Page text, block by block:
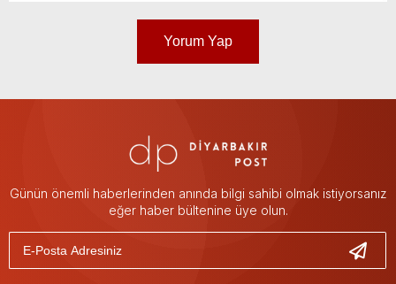
Yorum Yap
Günün önemli haberlerinden anında bilgi sahibi olmak istiyorsanız
eğer haber bültenine üye olun.